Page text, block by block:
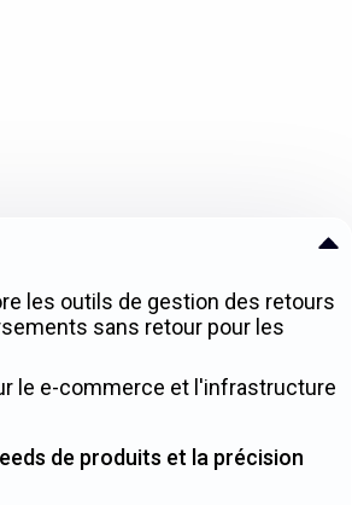
les outils de gestion des retours
sans retour pour les
le e-commerce et l'infrastructure
de produits et la précision